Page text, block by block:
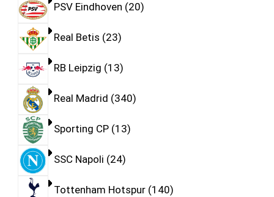
PSV Eindhoven 20
Real Betis 23
RB Leipzig 13
Real Madrid 340
Sporting CP 13
SSC Napoli 24
Tottenham Hotspur 140